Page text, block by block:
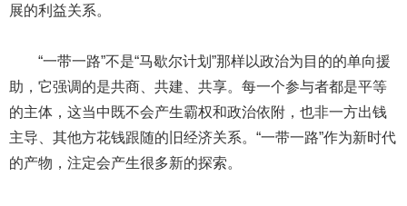
展的利益关系。
“一带一路”不是“马歇尔计划”那样以政治为目的的单向援
助，它强调的是共商、共建、共享。每一个参与者都是平等
的主体，这当中既不会产生霸权和政治依附，也非一方出钱
主导、其他方花钱跟随的旧经济关系。“一带一路”作为新时代
的产物，注定会产生很多新的探索。